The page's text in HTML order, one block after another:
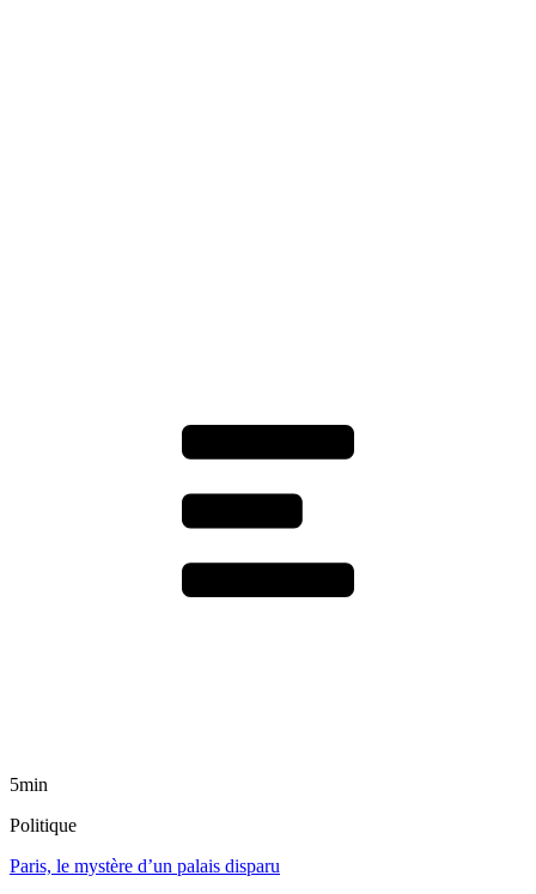
5min
Politique
Paris, le mystère d’un palais disparu